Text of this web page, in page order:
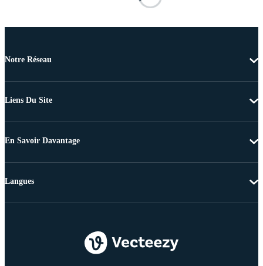
Notre Réseau
Liens Du Site
En Savoir Davantage
Langues